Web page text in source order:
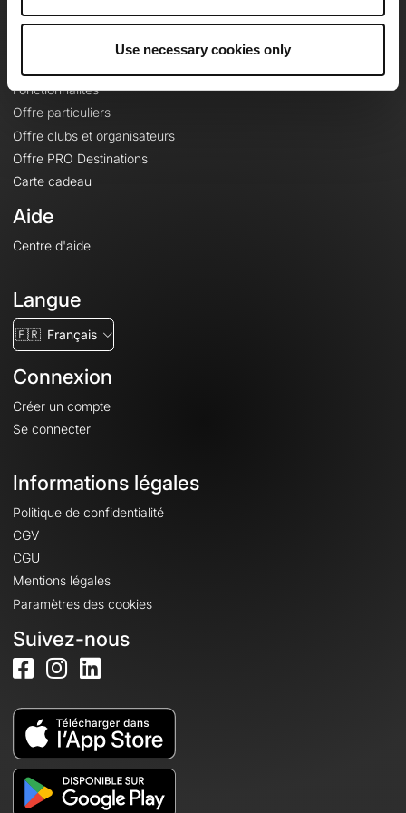
Use necessary cookies only
Fonctionnalités
Offre particuliers
Offre clubs et organisateurs
Offre PRO Destinations
Carte cadeau
Aide
Centre d'aide
Langue
🇫🇷 Français
Connexion
Créer un compte
Se connecter
Informations légales
Politique de confidentialité
CGV
CGU
Mentions légales
Paramètres des cookies
Suivez-nous